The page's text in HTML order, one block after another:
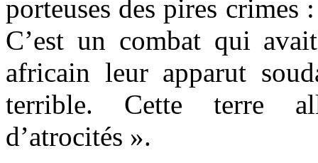
porteuses des pires
C’est un combat qui
africain leur apparut
terrible. Cette terre
d’atrocités ».